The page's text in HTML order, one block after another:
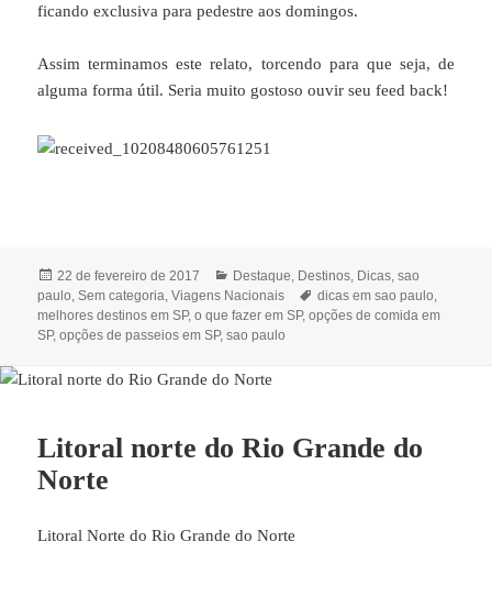
ficando exclusiva para pedestre aos domingos.
Assim terminamos este relato, torcendo para que seja, de
alguma forma útil. Seria muito gostoso ouvir seu feed back!
Publicado
em
22 de fevereiro de 2017 Categorias
Destaque, Destinos, Dicas,sao
paulo,Sem categoria,Viagens Nacionais Tags
dicas em sao paulo,
melhores destinos em SP,o que fazer em SP,opções de comida em
SP,opções de passeios em SP,sao paulo
Litoral norte do Rio Grande do
Norte
Litoral Norte do Rio Grande do Norte